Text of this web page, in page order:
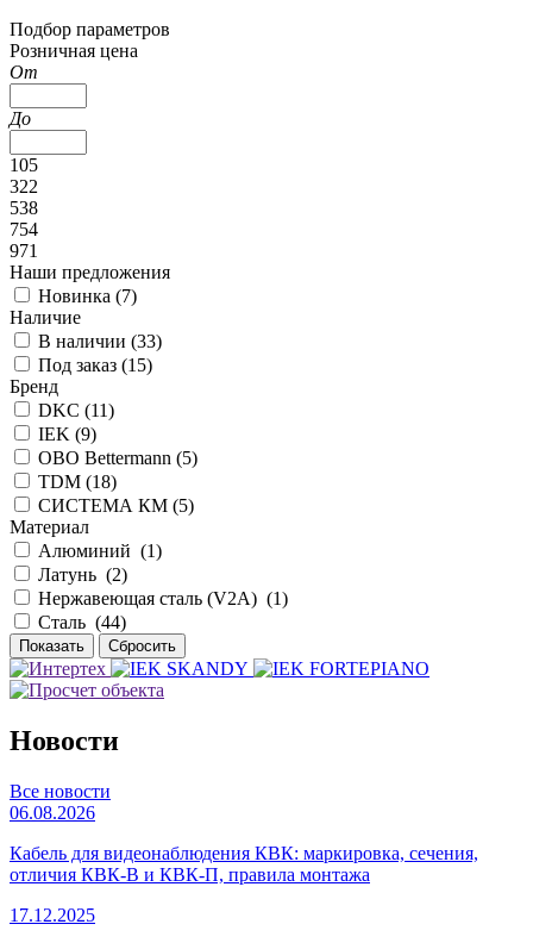
Подбор параметров
Розничная цена
От
До
105
322
538
754
971
Наши предложения
Новинка (7)
Наличие
В наличии (33)
Под заказ (15)
Бренд
DKC (11)
IEK (9)
OBO Bettermann (5)
TDM (18)
СИСТЕМА КМ (5)
Материал
Алюминий (1)
Латунь (2)
Нержавеющая сталь (V2A) (1)
Сталь (44)
Новости
Все новости
06.08.2026
Кабель для видеонаблюдения КВК: маркировка, сечения,
отличия КВК-В и КВК-П, правила монтажа
17.12.2025